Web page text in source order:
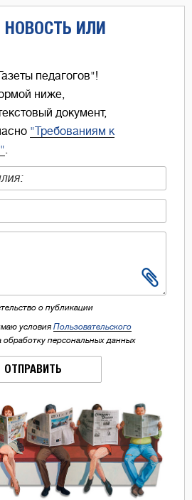
ИЛИ
педагогов"!
ниже,
документ,
"Требованиям к
.
о публикации
условия Пользовательского
обработку персональных данных
ОТПРАВИТЬ